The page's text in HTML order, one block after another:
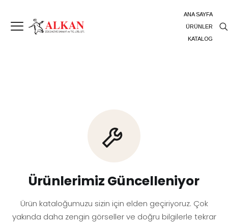
ANA SAYFA
ÜRÜNLER
KATALOG
Ürünlerimiz Güncelleniyor
Ürün kataloğumuzu sizin için elden geçiriyoruz. Çok
yakında daha zengin görseller ve doğru bilgilerle tekrar